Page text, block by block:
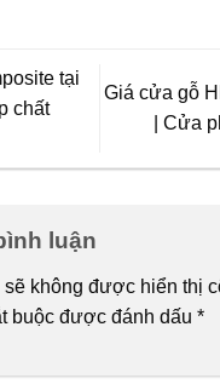
tại
chất
Giá cửa gỗ
| Cửa
luận
sẽ không được hiển thị
buộc được đánh dấu *